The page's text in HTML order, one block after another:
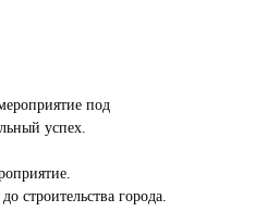
под
успех.
строительства города.